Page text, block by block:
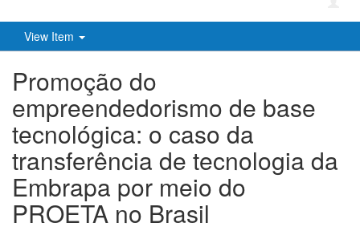
View Item
Promoção do
empreendedorismo de base
tecnológica: o caso da
transferência de tecnologia da
Embrapa por meio do
PROETA no Brasil